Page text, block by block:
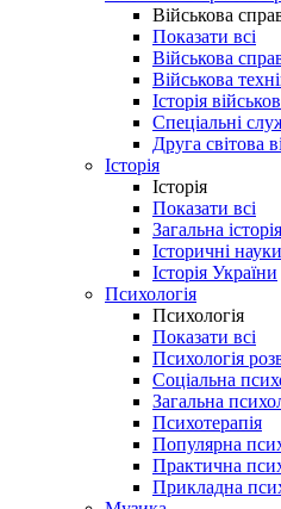
Військова
Показати всі
Військова
Військова
Історія
Спеціальні
Друга світова
Історія
Історія
Показати всі
Загальна історія
Історичні науки
Історія України
Психологія
Психологія
Показати всі
Психологія
Соціальна
Загальна
Психотерапія
Популярна
Практична
Прикладна